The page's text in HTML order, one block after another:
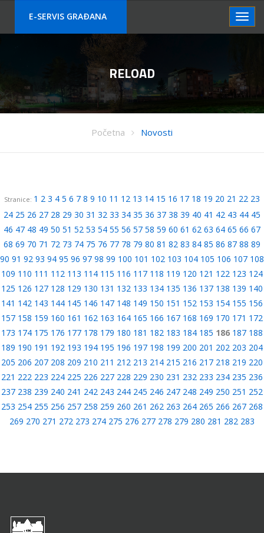
E-SERVIS GRAÐANA
RELOAD
Početna Novosti
Stranice: 1 2 3 4 5 6 7 8 9 10 11 12 13 14 15 16 17 18 19 20 21 22 23
24 25 26 27 28 29 30 31 32 33 34 35 36 37 38 39 40 41 42 43 44 45
46 47 48 49 50 51 52 53 54 55 56 57 58 59 60 61 62 63 64 65 66 67
68 69 70 71 72 73 74 75 76 77 78 79 80 81 82 83 84 85 86 87 88 89
90 91 92 93 94 95 96 97 98 99 100 101 102 103 104 105 106 107 108
109 110 111 112 113 114 115 116 117 118 119 120 121 122 123 124
125 126 127 128 129 130 131 132 133 134 135 136 137 138 139 140
141 142 143 144 145 146 147 148 149 150 151 152 153 154 155 156
157 158 159 160 161 162 163 164 165 166 167 168 169 170 171 172
173 174 175 176 177 178 179 180 181 182 183 184 185 186 187 188
189 190 191 192 193 194 195 196 197 198 199 200 201 202 203 204
205 206 207 208 209 210 211 212 213 214 215 216 217 218 219 220
221 222 223 224 225 226 227 228 229 230 231 232 233 234 235 236
237 238 239 240 241 242 243 244 245 246 247 248 249 250 251 252
253 254 255 256 257 258 259 260 261 262 263 264 265 266 267 268
269 270 271 272 273 274 275 276 277 278 279 280 281 282 283